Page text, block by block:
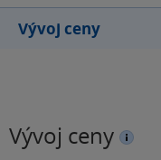
Vývoj ceny
Vývoj ceny